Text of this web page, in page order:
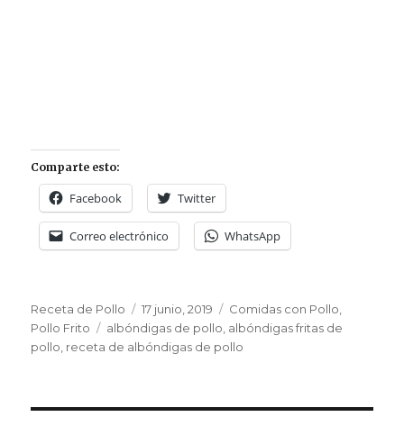
Comparte esto:
Facebook Twitter
Correo electrónico WhatsApp
Autor
Receta de Pollo
Publicado
el
17 junio, 2019 Categorías
Comidas con Pollo
Pollo Frito
Etiquetas
albóndigas de pollo albóndigas fritas de
pollo receta de albóndigas de pollo